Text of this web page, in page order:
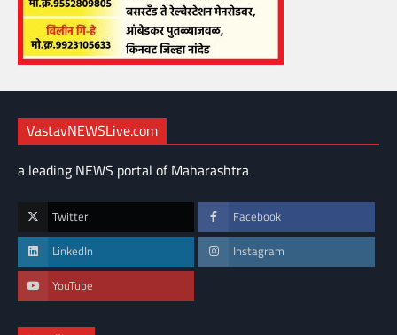
VastavNEWSLive.com
a leading NEWS portal of Maharashtra
Twitter Facebook
LinkedIn Instagram
YouTube